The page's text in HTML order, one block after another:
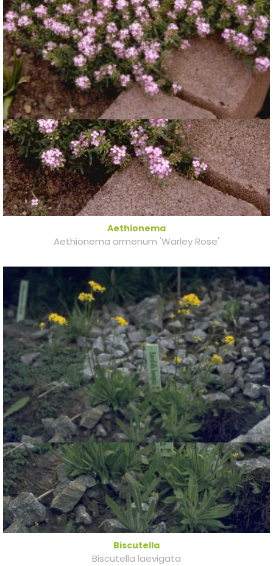
Aethionema
Aethionema armenum 'Warley Rose'
Biscutella
Biscutella laevigata